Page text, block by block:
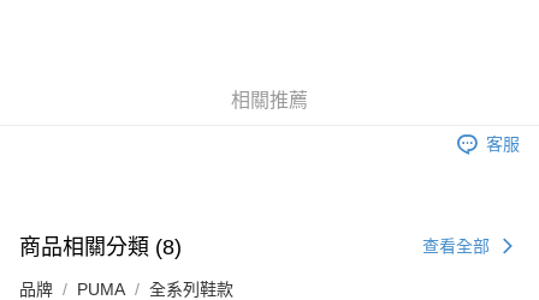
相關推薦
客服
商品相關分類 (8) 查看全部
品牌 PUMA 全系列鞋款